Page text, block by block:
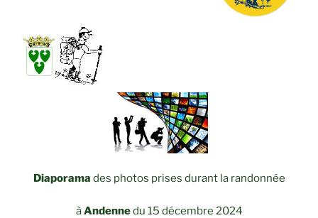
Diaporama des photos prises durant la randonnée
àAndennedu 15 décembre 2024